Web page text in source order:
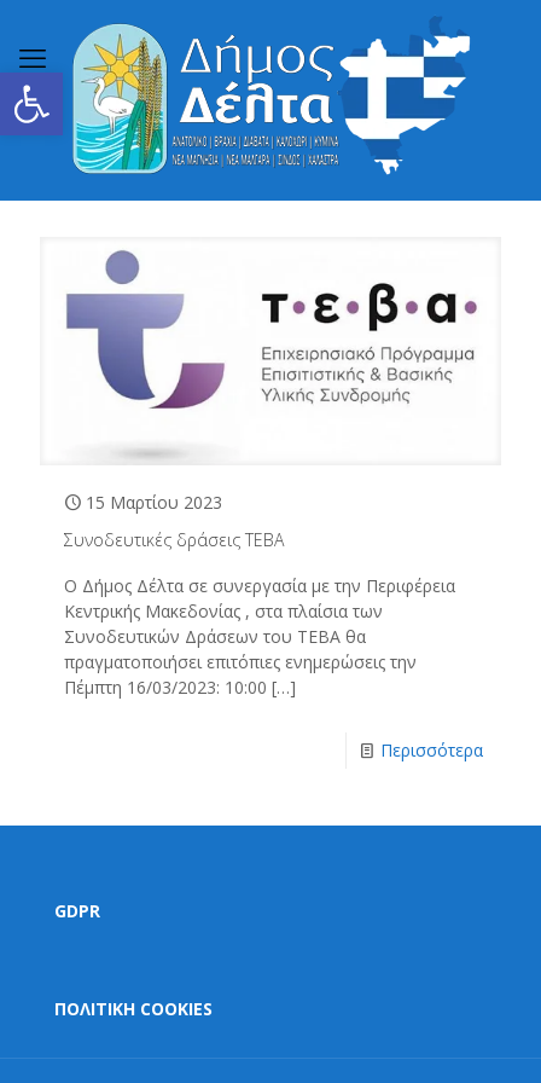
Ανοίξτε τη γραμμή εργαλείων
15 Μαρτίου 2023
Συνοδευτικές δράσεις ΤΕΒΑ
Ο Δήμος Δέλτα σε συνεργασία με την Περιφέρεια
Κεντρικής Μακεδονίας , στα πλαίσια των
Συνοδευτικών Δράσεων του ΤΕΒΑ θα
πραγματοποιήσει επιτόπιες ενημερώσεις την
Πέμπτη 16/03/2023: 10:00 […]
Περισσότερα
GDPR
ΠΟΛΙΤΙΚΗ COOKIES